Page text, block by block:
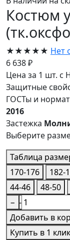
Костюм
★★★★★ Нет
6 638 ₽
Цена за 1 шт. с
Защитные
ГОСТы и
2016
Застежка
Выберите
Таблица
170-176
182-
44-46
48-50
44-46
−
Добавить в
Купить в 1 клик